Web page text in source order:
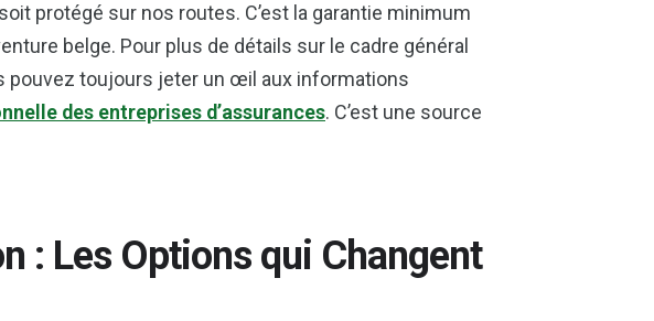
protégé sur nos routes. C’est la garantie minimum
belge. Pour plus de détails sur le cadre général
pouvez toujours jeter un œil aux informations
des entreprises d’assurances. C’est une source
: Les Options qui Changent